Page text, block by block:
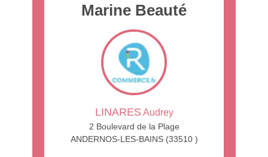
Marine Beauté
LINARES Audrey
2 Boulevard de la Plage
ANDERNOS-LES-BAINS (33510 )